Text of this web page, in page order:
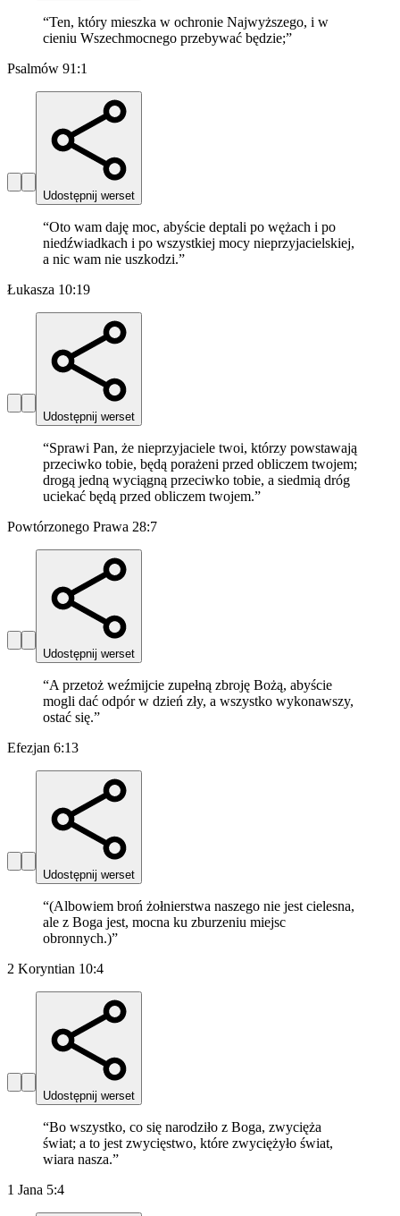
“Ten, który mieszka w ochronie Najwyższego, i w
cieniu Wszechmocnego przebywać będzie;”
Psalmów 91:1
Udostępnij werset
“Oto wam daję moc, abyście deptali po wężach i po
niedźwiadkach i po wszystkiej mocy nieprzyjacielskiej,
a nic wam nie uszkodzi.”
Łukasza 10:19
Udostępnij werset
“Sprawi Pan, że nieprzyjaciele twoi, którzy powstawają
przeciwko tobie, będą porażeni przed obliczem twojem;
drogą jedną wyciągną przeciwko tobie, a siedmią dróg
uciekać będą przed obliczem twojem.”
Powtórzonego Prawa 28:7
Udostępnij werset
“A przetoż weźmijcie zupełną zbroję Bożą, abyście
mogli dać odpór w dzień zły, a wszystko wykonawszy,
ostać się.”
Efezjan 6:13
Udostępnij werset
“(Albowiem broń żołnierstwa naszego nie jest cielesna,
ale z Boga jest, mocna ku zburzeniu miejsc
obronnych.)”
2 Koryntian 10:4
Udostępnij werset
“Bo wszystko, co się narodziło z Boga, zwycięża
świat; a to jest zwycięstwo, które zwyciężyło świat,
wiara nasza.”
1 Jana 5:4